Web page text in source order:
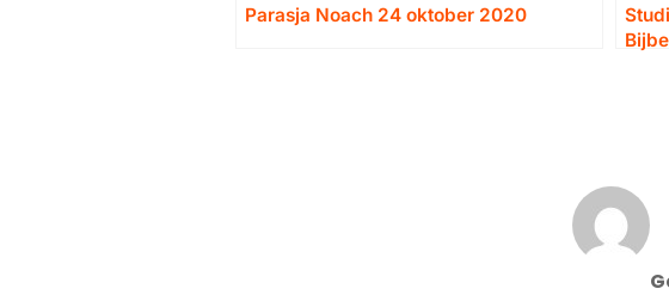
Parasja Noach 24 oktober 2020